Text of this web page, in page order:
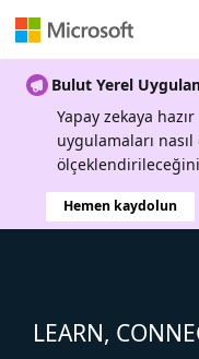
Bulut Yerel
Yapay zekaya
uygulamaları nasıl
Hemen kaydolun
LEARN,